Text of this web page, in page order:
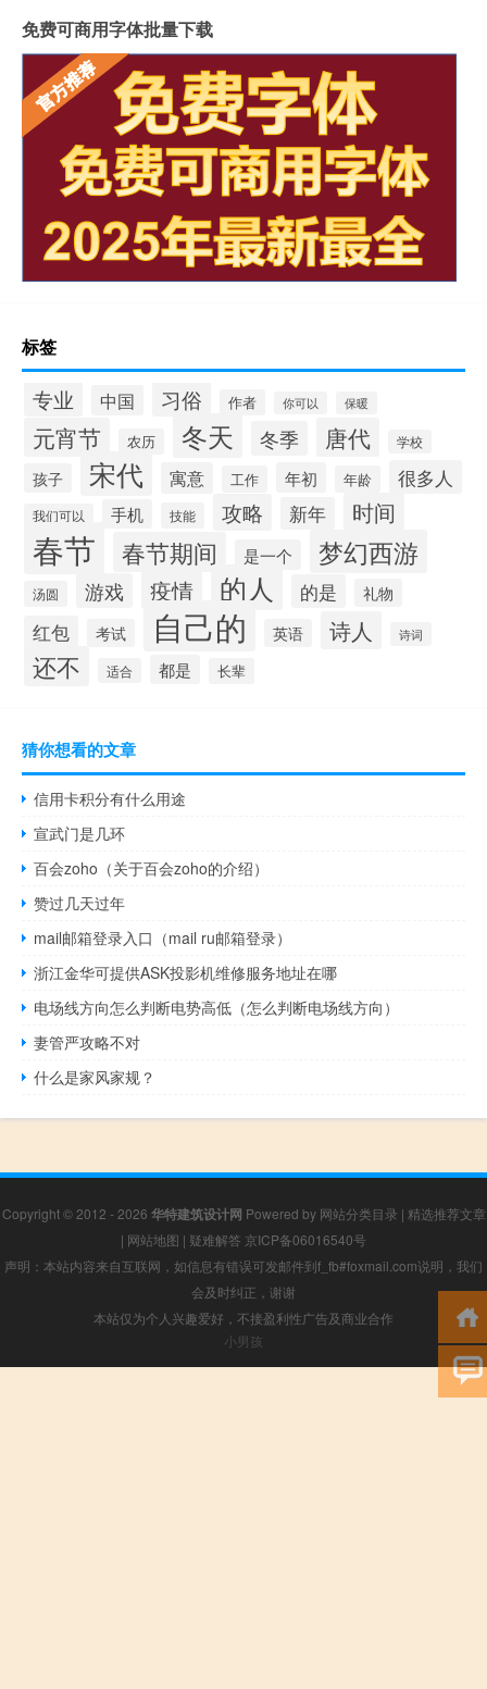
免费可商用字体批量下载
标签
专业 中国 习俗 作者 你可以 保暖
元宵节 农历 冬天 冬季 唐代 学校
孩子 宋代 寓意 工作 年初 年龄 很多人
我们可以 手机 技能 攻略 新年 时间
春节 春节期间 是一个 梦幻西游
汤圆 游戏 疫情 的人 的是 礼物
红包 考试 自己的 英语 诗人 诗词
还不 适合 都是 长辈
猜你想看的文章
信用卡积分有什么用途
宣武门是几环
百会zoho（关于百会zoho的介绍）
赞过几天过年
mail邮箱登录入口（mail ru邮箱登录）
浙江金华可提供ASK投影机维修服务地址在哪
电场线方向怎么判断电势高低（怎么判断电场线方向）
妻管严攻略不对
什么是家风家规？
Copyright © 2012 - 2026 华特建筑设计网 Powered by 网站分类目录 | 精选推荐文章
| 网站地图 | 疑难解答 京ICP备06016540号
声明：本站内容来自互联网，如信息有错误可发邮件到f_fb#foxmail.com说明，我们
会及时纠正，谢谢
本站仅为个人兴趣爱好，不接盈利性广告及商业合作
小男孩